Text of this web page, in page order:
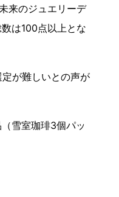
来のジュエリーデ
は100点以上とな
が難しいとの声が
雪室珈琲3個パッ